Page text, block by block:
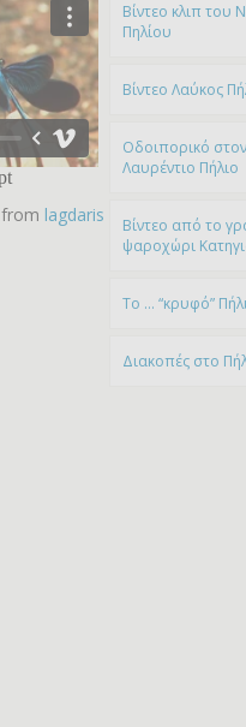
from lagdaris
Bίντεο κλιπ του
Πηλίου
Βίντεο Λαύκος
Οδοιπορικό
Λαυρέντιο Πήλιο
Βίντεο από το
ψαροχώρι
To … “κρυφό”
Διακοπές στο